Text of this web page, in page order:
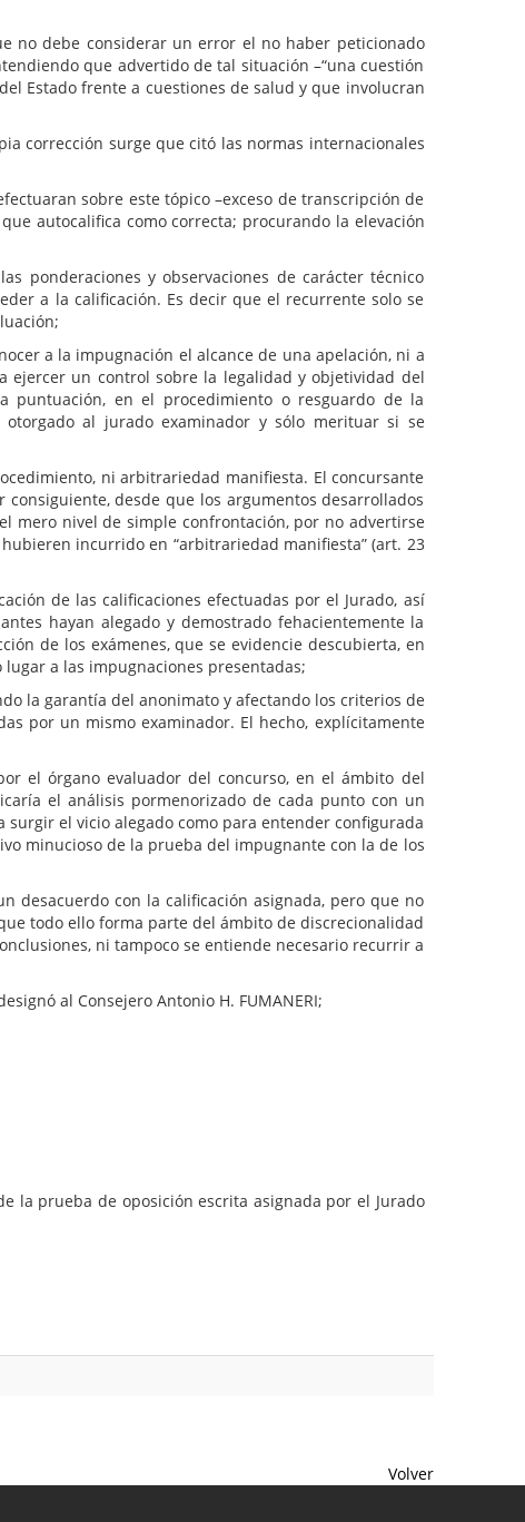
no debe considerar un error el no haber peticionado
que advertido de tal situación –“una cuestión
Estado frente a cuestiones de salud y que involucran
corrección surge que citó las normas internacionales
sobre este tópico –exceso de transcripción de
autocalifica como correcta; procurando la elevación
ponderaciones y observaciones de carácter técnico
a la calificación. Es decir que el recurrente solo se
a la impugnación el alcance de una apelación, ni a
ejercer un control sobre la legalidad y objetividad del
puntuación, en el procedimiento o resguardo de la
al jurado examinador y sólo merituar si se
ni arbitrariedad manifiesta. El concursante
desde que los argumentos desarrollados
mero nivel de simple confrontación, por no advertirse
incurrido en “arbitrariedad manifiesta” (art. 23
de las calificaciones efectuadas por el Jurado, así
hayan alegado y demostrado fehacientemente la
de los exámenes, que se evidencie descubierta, en
a las impugnaciones presentadas;
la garantía del anonimato y afectando los criterios de
por un mismo examinador. El hecho, explícitamente
el órgano evaluador del concurso, en el ámbito del
el análisis pormenorizado de cada punto con un
el vicio alegado como para entender configurada
minucioso de la prueba del impugnante con la de los
desacuerdo con la calificación asignada, pero que no
todo ello forma parte del ámbito de discrecionalidad
ni tampoco se entiende necesario recurrir a
al Consejero Antonio H. FUMANERI;
la prueba de oposición escrita asignada por el Jurado
Volver